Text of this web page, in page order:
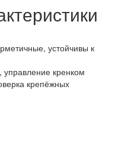
устойчивы к
кренком
крепёжных